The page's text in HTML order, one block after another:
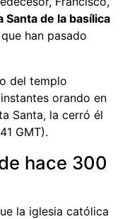
Santa de la basílica
han pasado
del templo
orando en
Santa, la cerró él
GMT).
hace 300
la iglesia católica